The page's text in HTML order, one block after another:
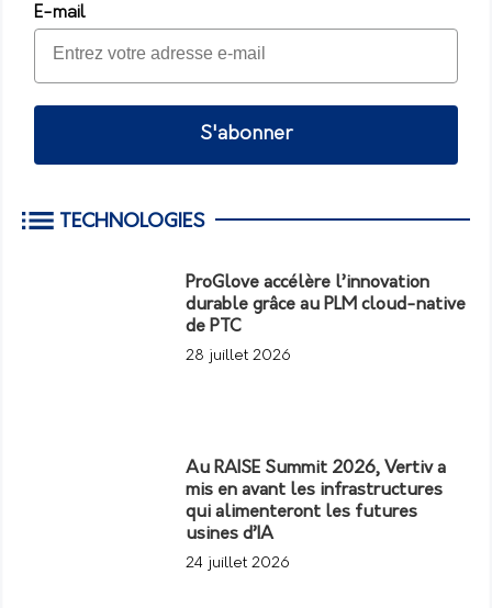
E-mail
S'abonner
TECHNOLOGIES
ProGlove accélère l’innovation
durable grâce au PLM cloud-native
de PTC
28 juillet 2026
Au RAISE Summit 2026, Vertiv a
mis en avant les infrastructures
qui alimenteront les futures
usines d’IA
24 juillet 2026